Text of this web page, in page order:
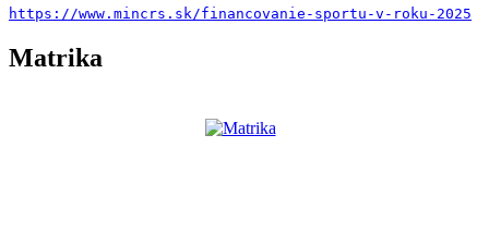
https://www.mincrs.sk/financovanie-sportu-v-roku-2025
Matrika